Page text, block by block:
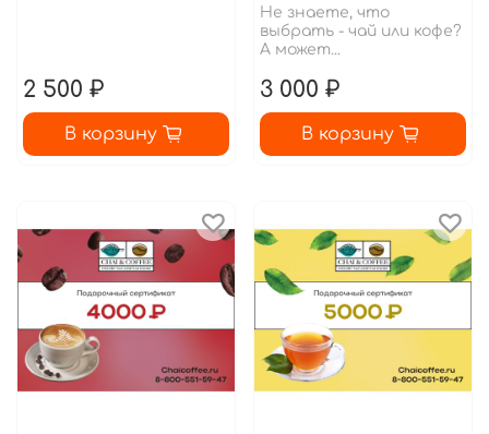
2 500 ₽
В корзину
Не знаете, что
выбрать - чай или кофе?
А может...
3 000 ₽
В корзину